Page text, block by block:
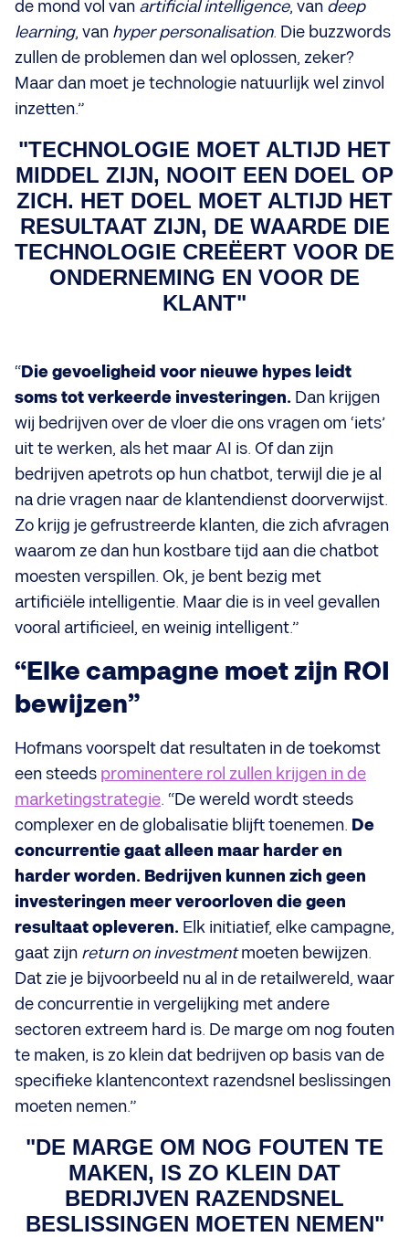
de mond vol van artificial intelligence, van deep
learning, van hyper personalisation. Die buzzwords
zullen de problemen dan wel oplossen, zeker?
Maar dan moet je technologie natuurlijk wel zinvol
inzetten.”
"TECHNOLOGIE MOET ALTIJD HET
MIDDEL ZIJN, NOOIT EEN DOEL OP
ZICH. HET DOEL MOET ALTIJD HET
RESULTAAT ZIJN, DE WAARDE DIE
TECHNOLOGIE CREËERT VOOR DE
ONDERNEMING EN VOOR DE
KLANT"
“Die gevoeligheid voor nieuwe hypes leidt
soms tot verkeerde investeringen. Dan krijgen
wij bedrijven over de vloer die ons vragen om ‘iets’
uit te werken, als het maar AI is. Of dan zijn
bedrijven apetrots op hun chatbot, terwijl die je al
na drie vragen naar de klantendienst doorverwijst.
Zo krijg je gefrustreerde klanten, die zich afvragen
waarom ze dan hun kostbare tijd aan die chatbot
moesten verspillen. Ok, je bent bezig met
artificiële intelligentie. Maar die is in veel gevallen
vooral artificieel, en weinig intelligent.”
“Elke campagne moet zijn ROI
bewijzen”
Hofmans voorspelt dat resultaten in de toekomst
een steeds prominentere rol zullen krijgen in de
marketingstrategie. “De wereld wordt steeds
complexer en de globalisatie blijft toenemen. De
concurrentie gaat alleen maar harder en
harder worden. Bedrijven kunnen zich geen
investeringen meer veroorloven die geen
resultaat opleveren. Elk initiatief, elke campagne,
gaat zijn return on investmentmoeten bewijzen.
Dat zie je bijvoorbeeld nu al in de retailwereld, waar
de concurrentie in vergelijking met andere
sectoren extreem hard is. De marge om nog fouten
te maken, is zo klein dat bedrijven op basis van de
specifieke klantencontext razendsnel beslissingen
moeten nemen.”
"DE MARGE OM NOG FOUTEN TE
MAKEN, IS ZO KLEIN DAT
BEDRIJVEN RAZENDSNEL
BESLISSINGEN MOETEN NEMEN"